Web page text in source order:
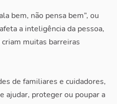
bem, não pensa bem”, ou
a inteligência da pessoa,
muitas barreiras
de familiares e cuidadores,
ajudar, proteger ou poupar a